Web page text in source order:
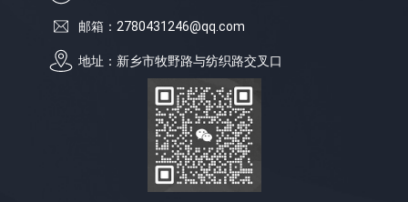
邮箱：2780431246@qq.com
地址：新乡市牧野路与纺织路交叉口